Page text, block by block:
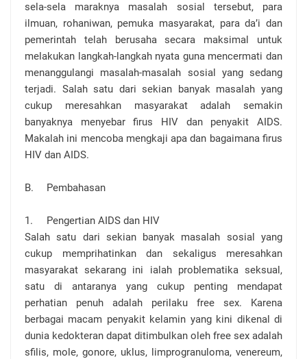
sela-sela maraknya masalah sosial tersebut, para
ilmuan, rohaniwan, pemuka masyarakat, para da’i dan
pemerintah telah berusaha secara maksimal untuk
melakukan langkah-langkah nyata guna mencermati dan
menanggulangi masalah-masalah sosial yang sedang
terjadi. Salah satu dari sekian banyak masalah yang
cukup meresahkan masyarakat adalah semakin
banyaknya menyebar firus HIV dan penyakit AIDS.
Makalah ini mencoba mengkaji apa dan bagaimana firus
HIV dan AIDS.
B. Pembahasan
1.
Pengertian AIDS dan HIV
Salah satu dari sekian banyak masalah sosial yang
cukup memprihatinkan dan sekaligus meresahkan
masyarakat sekarang ini ialah problematika seksual,
satu di antaranya yang cukup penting mendapat
perhatian penuh adalah perilaku free sex. Karena
berbagai macam penyakit kelamin yang kini dikenal di
dunia kedokteran dapat ditimbulkan oleh free sex adalah
sfilis, mole, gonore, uklus, limprogranuloma, venereum,